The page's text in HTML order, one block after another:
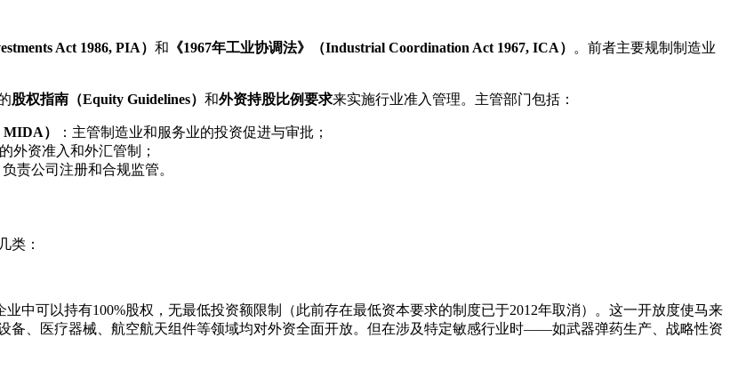
Act 1986, PIA） 和 《1967年工业协调法》（Industrial Coordination Act 1967, ICA）
。前者主要规制制造业
股权指南（Equity Guidelines） 和外资持股比例要求来实施行业准入管理。主管部门包括：
）
：主管制造业和服务业的投资促进与审批；
外资准入和外汇管制；
负责公司注册和合规监管。
类：
中可以持有100%股权，无最低投资额限制（此前存在最低资本要求的制度已于2012年取消）。这一开放度使马来
备、医疗器械、航空航天组件等领域均对外资全面开放。但在涉及特定敏感行业时——如武器弹药生产、战略性资